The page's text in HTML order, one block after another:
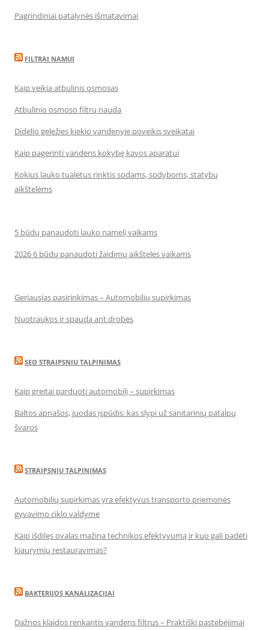
Pagrindiniai patalynės išmatavimai
FILTRAI NAMUI
Kaip veikia atbulinis osmosas
Atbulinio osmoso filtrų nauda
Didelio geležies kiekio vandenyje poveikis sveikatai
Kaip pagerinti vandens kokybę kavos aparatui
Kokius lauko tualetus rinktis sodams, sodyboms, statybų
aikštelėms
5 būdų panaudoti lauko namelį vaikams
2026 6 būdų panaudoti žaidimų aikšteles vaikams
Geriausias pasirinkimas – Automobilių supirkimas
Nuotraukos ir spauda ant drobės
SEO STRAIPSNIU TALPINIMAS
Kaip greitai parduoti automobilį – supirkimas
Baltos apnašos, juodas įspūdis: kas slypi už sanitarinių patalpų
švaros
STRAIPSNIU TALPINIMAS
Automobilių supirkimas yra efektyvus transporto priemonės
gyvavimo ciklo valdyme
Kaip išdilęs ovalas mažina technikos efektyvumą ir kuo gali padėti
kiaurymių restauravimas?
BAKTERIJOS KANALIZACIJAI
Dažnos klaidos renkantis vandens filtrus – Praktiški pastebėjimai